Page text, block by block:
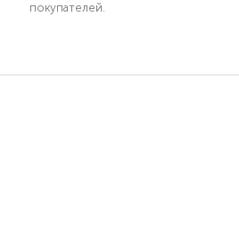
покупателей.